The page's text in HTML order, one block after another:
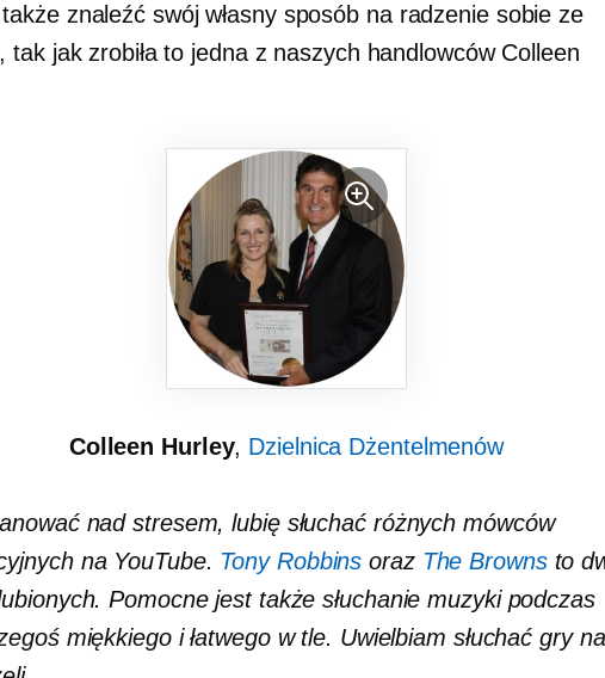
znaleźć swój własny sposób na radzenie sobie ze
tak jak zrobiła to jedna z naszych handlowców Colleen
Colleen Hurley, Dzielnica Dżentelmenów
nad stresem, lubię słuchać różnych mówców
na YouTube. Tony Robbins oraz The Brownsto
Pomocne jest także słuchanie muzyki podczas
miękkiego i łatwego w tle. Uwielbiam słuchać gry na